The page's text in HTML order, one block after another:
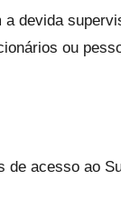
devida
ou
acesso ao